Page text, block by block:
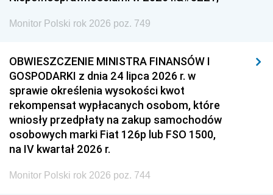
Monitor Polski rok 2026 poz. 749
OBWIESZCZENIE MINISTRA FINANSÓW I
GOSPODARKI z dnia 24 lipca 2026 r. w
sprawie określenia wysokości kwot
rekompensat wypłacanych osobom, które
wniosły przedpłaty na zakup samochodów
osobowych marki Fiat 126p lub FSO 1500,
na IV kwartał 2026 r.
Monitor Polski rok 2026 poz. 744